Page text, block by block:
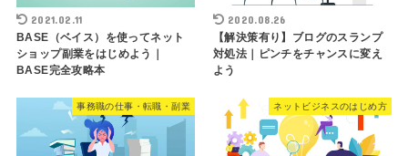
2021.02.11
BASE（ベイス）を使ってネット
ショップ副業をはじめよう｜
BASE完全攻略本
2020.08.26
【解決策有り】ブログのスランプ
対処法｜ピンチをチャンスに変え
よう
事務職の仕事・転職・副業 ネットビジネスのはじめ方